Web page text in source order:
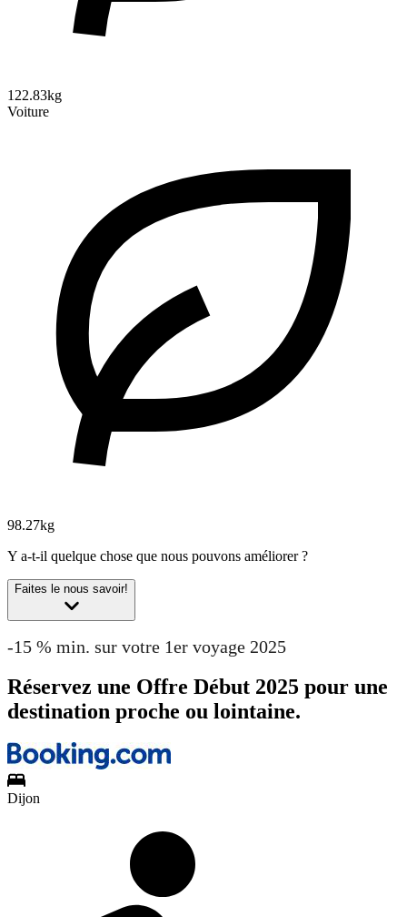
122.83kg
Voiture
98.27kg
Y a-t-il quelque chose que nous pouvons améliorer ?
Faites le nous savoir!
-15 % min. sur votre 1er voyage 2025
Réservez une Offre Début 2025 pour une
destination proche ou lointaine.
Dijon